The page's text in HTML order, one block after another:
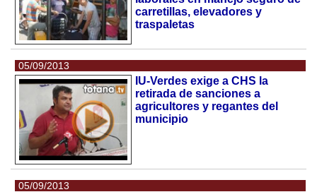
carretillas, elevadores y
traspaletas
05/09/2013
IU-Verdes exige a CHS la
retirada de sanciones a
agricultores y regantes del
municipio
05/09/2013